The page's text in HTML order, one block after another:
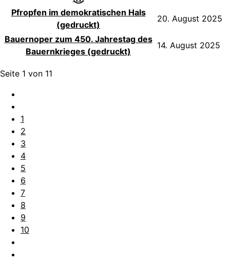
Pfropfen im demokratischen Hals
(gedruckt)
20. August 2025
Bauernoper zum 450. Jahrestag des
Bauernkrieges (gedruckt)
14. August 2025
Seite 1 von 11
1
2
3
4
5
6
7
8
9
10